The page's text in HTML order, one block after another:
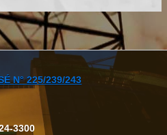
N° 225/239/243
3300